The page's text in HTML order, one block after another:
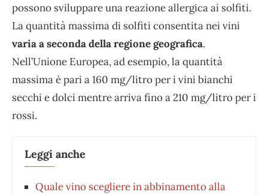
possono sviluppare una reazione allergica ai solfiti.
La quantità massima di solfiti consentita nei vini
varia a seconda della regione geografica.
Nell’Unione Europea, ad esempio, la quantità
massima è pari a 160 mg/litro per i vini bianchi
secchi e dolci mentre arriva fino a 210 mg/litro per i
rossi.
Leggi anche
Quale vino scegliere in abbinamento alla